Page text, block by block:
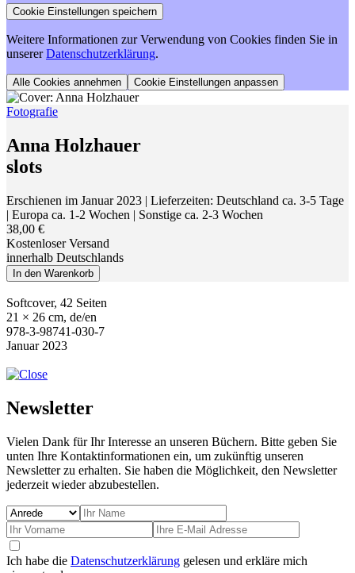
Weitere Informationen zur Verwendung von Cookies finden Sie in
unsererDatenschutzerklärung.
Cookie Einstellungen anpassen
Fotografie
Anna Holzhauer
slots
Erschienen im Januar 2023 | Lieferzeiten: Deutschland ca. 3-5 Tage
| Europa ca. 1-2 Wochen | Sonstige ca. 2-3 Wochen
38,00 €
Kostenloser Versand
innerhalb Deutschlands
In den Warenkorb
Softcover, 42 Seiten
21 × 26 cm, de/en
978-3-98741-030-7
Januar 2023
Newsletter
Vielen Dank für Ihr Interesse an unseren Büchern. Bitte geben Sie
unten Ihre Kontaktinformationen ein, um zukünftig unseren
Newsletter zu erhalten. Sie haben die Möglichkeit, den Newsletter
jederzeit wieder abzubestellen.
Ich habe die Datenschutzerklärung gelesen und erkläre mich